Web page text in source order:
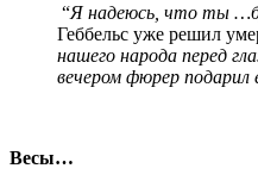
“Я надеюсь, что ты
Геббельс уже решил
нашего народа перед
вечером фюрер
Твой
Весы…